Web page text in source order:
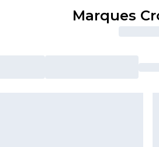
Marques